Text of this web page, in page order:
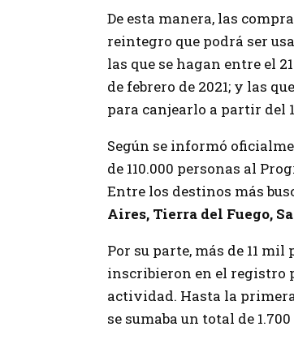
De esta manera, las
reintegro que podrá ser
las que se hagan entre el
de febrero de 2021; y las
para canjearlo a partir del
Según se informó
de 110.000 personas al
Entre los destinos más
Aires, Tierra del Fuego,
Por su parte, más de 11
inscribieron en el registro
actividad. Hasta la
se sumaba un total de